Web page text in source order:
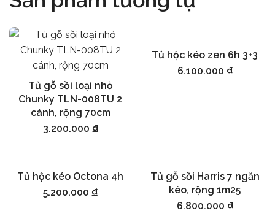
Thêm vào giỏ hàng
Tủ gỗ sồi loại nhỏ
Chunky TLN-008TU 2
cánh, rộng 70cm
3.200.000 ₫
Thêm vào giỏ hàng
Tủ hộc kéo zen 6h 3+3
6.100.000 ₫
Thêm vào giỏ hàng
Tủ hộc kéo Octona 4h
5.200.000 ₫
Thêm vào giỏ hàng
Tủ gỗ sồi Harris 7 ngăn
kéo, rộng 1m25
6.800.000 ₫